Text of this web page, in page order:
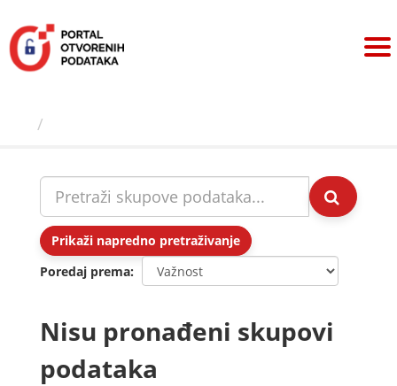
sadržaj
Prikaži napredno pretraživanje
Poredaj prema
Nisu pronađeni skupovi
podataka